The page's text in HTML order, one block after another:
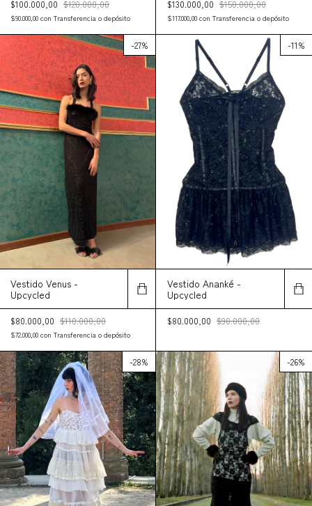
$100.000,00 $120.000,00
$90.000,00 con Transferencia o depósito
$130.000,00 $150.000,00
$117.000,00 con Transferencia o depósito
-27%
Vestido Venus -
Upcycled
$80.000,00 $110.000,00
$72.000,00 con Transferencia o depósito
-11%
Vestido Ananké -
Upcycled
$80.000,00 $90.000,00
-28% -26%